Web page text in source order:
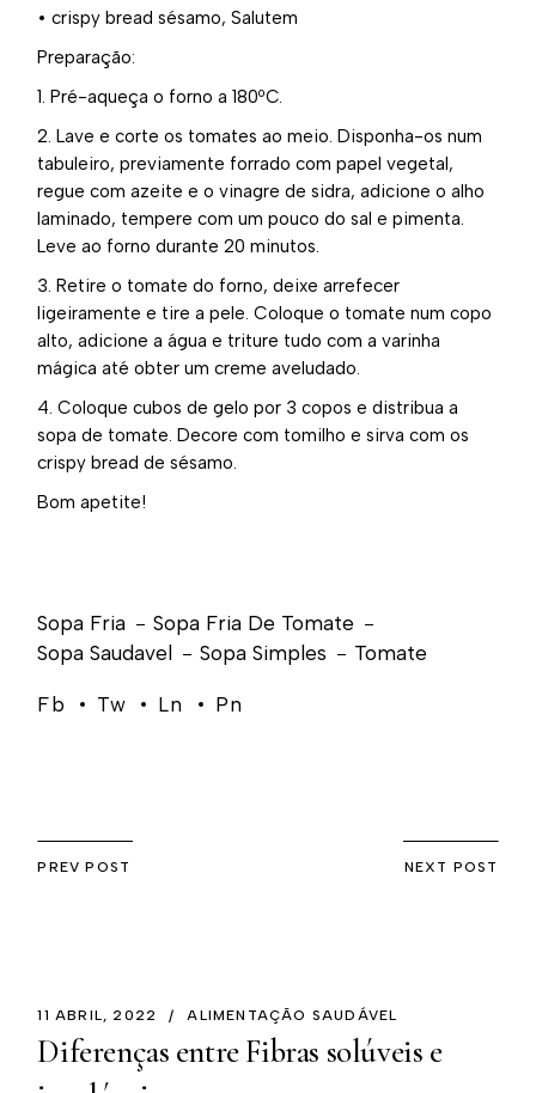
• crispy bread sésamo, Salutem
Preparação:
1. Pré-aqueça o forno a 180ºC.
2. Lave e corte os tomates ao meio. Disponha-os num
tabuleiro, previamente forrado com papel vegetal,
regue com azeite e o vinagre de sidra, adicione o alho
laminado, tempere com um pouco do sal e pimenta.
Leve ao forno durante 20 minutos.
3. Retire o tomate do forno, deixe arrefecer
ligeiramente e tire a pele. Coloque o tomate num copo
alto, adicione a água e triture tudo com a varinha
mágica até obter um creme aveludado.
4. Coloque cubos de gelo por 3 copos e distribua a
sopa de tomate. Decore com tomilho e sirva com os
crispy bread de sésamo.
Bom apetite!
Sopa Fria
Sopa Fria De Tomate
Sopa Saudavel
Sopa Simples Tomate
Fb Tw Ln Pn
PREV POST NEXT POST
11 ABRIL, 2022 ALIMENTAÇÃO SAUDÁVEL
Diferenças entre Fibras solúveis e